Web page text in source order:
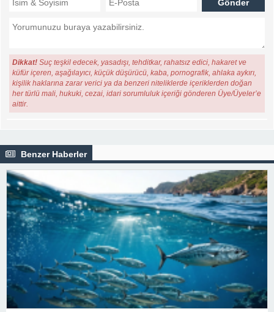
Dikkat! Suç teşkil edecek, yasadışı, tehditkar, rahatsız edici, hakaret ve
küfür içeren, aşağılayıcı, küçük düşürücü, kaba, pornografik, ahlaka aykırı,
kişilik haklarına zarar verici ya da benzeri niteliklerde içeriklerden doğan
her türlü mali, hukuki, cezai, idari sorumluluk içeriği gönderen Üye/Üyeler’e
aittir.
Benzer Haberler